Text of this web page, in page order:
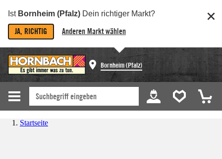
Ist Bornheim (Pfalz) Dein richtiger Markt?
JA, RICHTIG Anderen Markt wählen
Bornheim (Pfalz)
Startseite